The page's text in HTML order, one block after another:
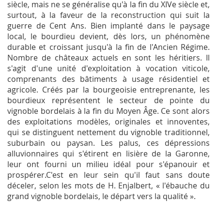
siècle, mais ne se généralise qu'à la fin du XIVe siècle et,
surtout, à la faveur de la reconstruction qui suit la
guerre de Cent Ans. Bien implanté dans le paysage
local, le bourdieu devient, dès lors, un phénomène
durable et croissant jusqu'à la fin de l'Ancien Régime.
Nombre de châteaux actuels en sont les héritiers. Il
s'agit d'une unité d'exploitation à vocation viticole,
comprenants des bâtiments à usage résidentiel et
agricole. Créés par la bourgeoisie entreprenante, les
bourdieux représentent le secteur de pointe du
vignoble bordelais à la fin du Moyen Âge. Ce sont alors
des exploitations modèles, originales et innoventes,
qui se distinguent nettement du vignoble traditionnel,
suburbain ou paysan. Les palus, ces dépressions
alluvionnaires qui s'étirent en lisière de la Garonne,
leur ont fourni un milieu idéal pour s'épanouir et
prospérer.C'est en leur sein qu'il faut sans doute
déceler, selon les mots de H. Enjalbert, « l'ébauche du
grand vignoble bordelais, le départ vers la qualité ».